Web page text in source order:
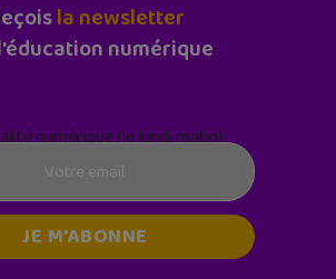
la newsletter
numérique
numérique (le lundi matin)